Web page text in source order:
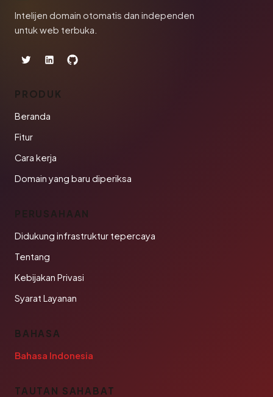
Intelijen domain otomatis dan independen
untuk web terbuka.
PRODUK
Beranda
Fitur
Cara kerja
Domain yang baru diperiksa
PERUSAHAAN
Didukung infrastruktur tepercaya
Tentang
Kebijakan Privasi
Syarat Layanan
BAHASA
Bahasa Indonesia
TAUTAN SAHABAT